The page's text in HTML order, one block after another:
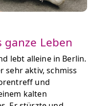
ganze Leben
lebt alleine in Berlin.
sehr aktiv, schmiss
und
kalten